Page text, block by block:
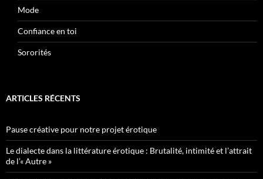
Mode
Confiance en toi
Sororités
ARTICLES RÉCENTS
Pause créative pour notre projet érotique
Le dialecte dans la littérature érotique : Brutalité, intimité et l’attrait
de l’« Autre »